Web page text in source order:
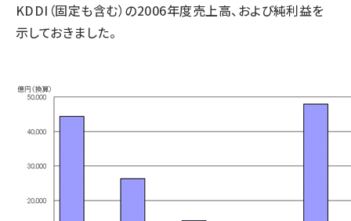
KDDI（固定も含む）の2006年度売上高、および純利益を
示しておきました。